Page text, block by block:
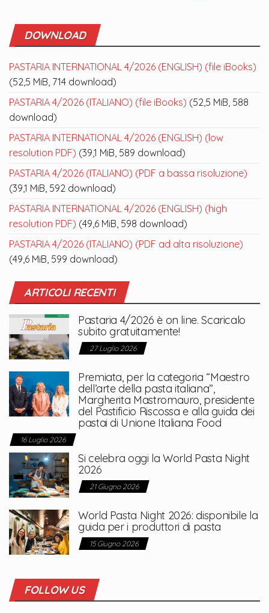
DOWNLOAD
PASTARIA INTERNATIONAL 4/2026 (ENGLISH) (file iBooks)
(52,5 MiB, 714 download)
PASTARIA 4/2026 (ITALIANO) (file iBooks) (52,5 MiB, 588
download)
PASTARIA INTERNATIONAL 4/2026 (ENGLISH) (low
resolution PDF) (39,1 MiB, 589 download)
PASTARIA 4/2026 (ITALIANO) (PDF a bassa risoluzione)
(39,1 MiB, 592 download)
PASTARIA INTERNATIONAL 4/2026 (ENGLISH) (high
resolution PDF) (49,6 MiB, 598 download)
PASTARIA 4/2026 (ITALIANO) (PDF ad alta risoluzione)
(49,6 MiB, 599 download)
ARTICOLI RECENTI
Pastaria 4/2026 è on line. Scaricalo
subito gratuitamente!
27 Luglio 2026
Premiata, per la categoria “Maestro
dell’arte della pasta italiana”,
Margherita Mastromauro, presidente
del Pastificio Riscossa e alla guida dei
pastai di Unione Italiana Food
16 Luglio 2026
Si celebra oggi la World Pasta Night
2026
21 Giugno 2026
World Pasta Night 2026: disponibile la
guida per i produttori di pasta
15 Giugno 2026
FOLLOW US